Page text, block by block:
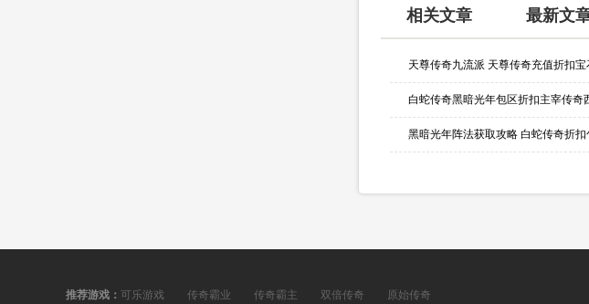
相关文章 最新文
天尊传奇九流派 天尊传奇充值折扣
黑暗光年阵法获取攻略 白蛇传奇折
推荐游戏： 可乐游戏 传奇霸业 传奇霸主 双倍传奇 原始传奇